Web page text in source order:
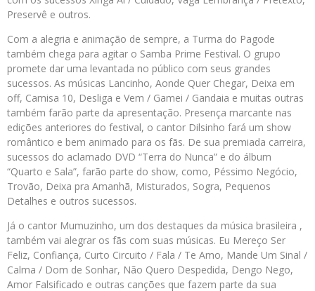
Preservê e outros.
Com a alegria e animação de sempre, a Turma do Pagode
também chega para agitar o Samba Prime Festival. O grupo
promete dar uma levantada no público com seus grandes
sucessos. As músicas Lancinho, Aonde Quer Chegar, Deixa em
off, Camisa 10, Desliga e Vem / Gamei / Gandaia e muitas outras
também farão parte da apresentação. Presença marcante nas
edições anteriores do festival, o cantor Dilsinho fará um show
romântico e bem animado para os fãs. De sua premiada carreira,
sucessos do aclamado DVD “Terra do Nunca” e do álbum
“Quarto e Sala”, farão parte do show, como, Péssimo Negócio,
Trovão, Deixa pra Amanhã, Misturados, Sogra, Pequenos
Detalhes e outros sucessos.
Já o cantor Mumuzinho, um dos destaques da música brasileira ,
também vai alegrar os fãs com suas músicas. Eu Mereço Ser
Feliz, Confiança, Curto Circuito / Fala / Te Amo, Mande Um Sinal /
Calma / Dom de Sonhar, Não Quero Despedida, Dengo Nego,
Amor Falsificado e outras canções que fazem parte da sua